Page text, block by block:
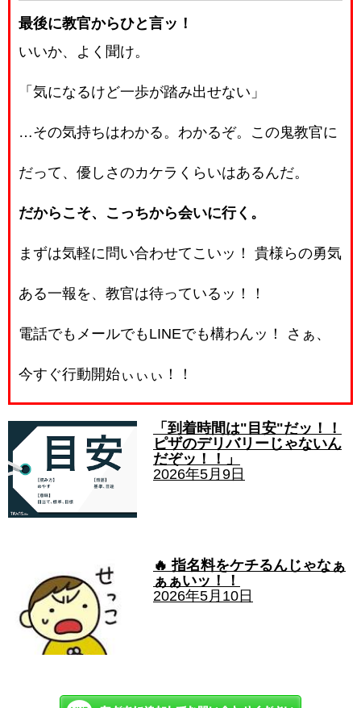
最後に教官からひと言ッ！
いいか、よく聞け。
「気になるけど一歩が踏み出せない」
…その気持ちはわかる。わかるぞ。この鬼教官に
だって、優しさのカケラくらいはあるんだ。
だからこそ、こっちから会いに行く。
まずは気軽に問い合わせてこいッ！ 貴様らの勇気
ある一報を、教官は待っているッ！！
電話でもメールでもLINEでも構わんッ！ さぁ、
今すぐ行動開始ぃぃぃ！！
「到着時間は"目安"だッ！！
ピザのデリバリーじゃないん
だぞッ！！」
2026年5月9日
🔥 指名料をケチるんじゃなぁ
ぁぁいッ！！
2026年5月10日